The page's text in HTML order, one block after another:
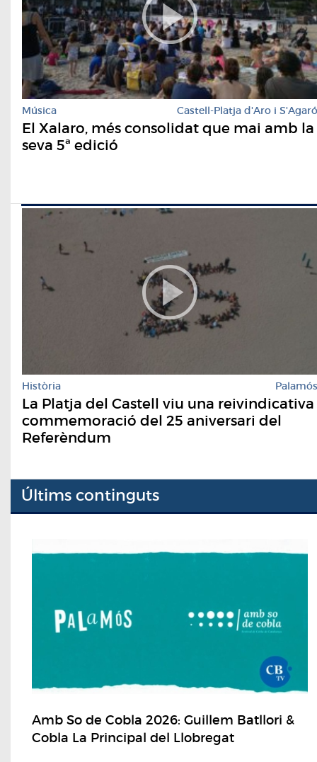
Música Castell-Platja d'Aro i S'Agaró
El Xalaro, més consolidat que mai amb la
seva 5ª edició
Història Palamós
La Platja del Castell viu una reivindicativa
commemoració del 25 aniversari del
Referèndum
Últims continguts
Amb So de Cobla 2026: Guillem Batllori &
Cobla La Principal del Llobregat